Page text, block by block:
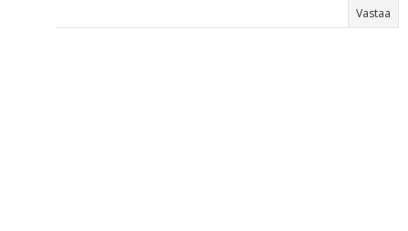
Vastaa